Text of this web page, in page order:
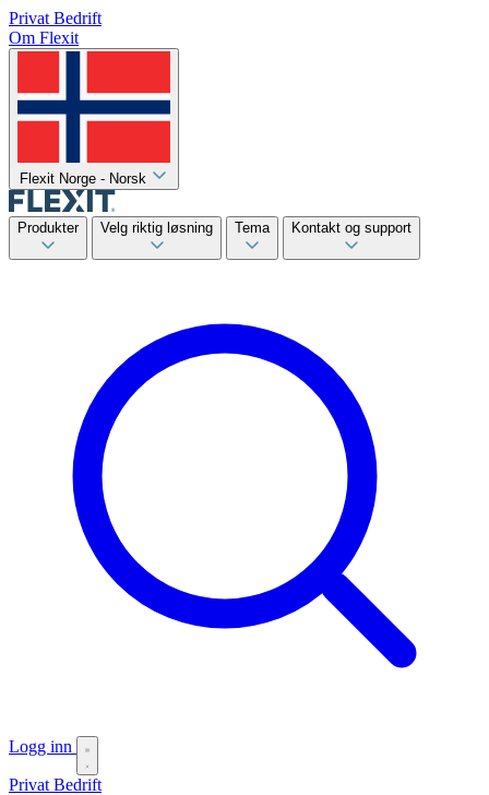
Privat Bedrift
Om Flexit
Flexit Norge - Norsk
Produkter Velg riktig løsning Tema Kontakt og support
Logg inn
Privat Bedrift